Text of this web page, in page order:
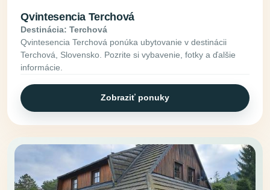
Qvintesencia Terchová
Destinácia: Terchová
Qvintesencia Terchová ponúka ubytovanie v destinácii
Terchová, Slovensko. Pozrite si vybavenie, fotky a ďalšie
informácie.
Zobraziť ponuky